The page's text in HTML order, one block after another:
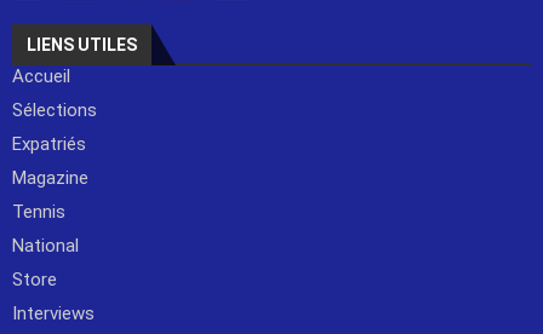
LIENS UTILES
Accueil
Sélections
Expatriés
Magazine
Tennis
National
Store
Interviews